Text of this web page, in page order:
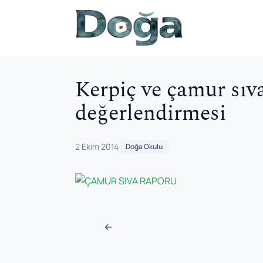
Kerpiç ve çamur
değerlendirmesi
2 Ekim 2014 Doğa Okulu
Navigasyon
←